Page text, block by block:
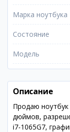
Марка ноутбука
Состояние
Модель
Описание
Продаю
дюймов,
i7-1065G7,